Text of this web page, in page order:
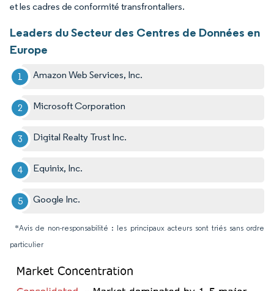
et les cadres de conformité transfrontaliers.
Leaders du Secteur des Centres de Données en
Europe
Amazon Web Services, Inc.
Microsoft Corporation
Digital Realty Trust Inc.
Equinix, Inc.
Google Inc.
*Avis de non-responsabilité : les principaux acteurs sont triés sans ordre
particulier